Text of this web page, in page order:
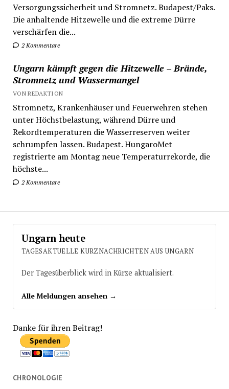
Versorgungssicherheit und Stromnetz. Budapest/Paks.
Die anhaltende Hitzewelle und die extreme Dürre
verschärfen die...
2 Kommentare
Ungarn kämpft gegen die Hitzewelle – Brände,
Stromnetz und Wassermangel
VON REDAKTION
Stromnetz, Krankenhäuser und Feuerwehren stehen
unter Höchstbelastung, während Dürre und
Rekordtemperaturen die Wasserreserven weiter
schrumpfen lassen. Budapest. HungaroMet
registrierte am Montag neue Temperaturrekorde, die
höchste...
2 Kommentare
Ungarn heute
TAGESAKTUELLE KURZNACHRICHTEN AUS UNGARN
Der Tagesüberblick wird in Kürze aktualisiert.
Alle Meldungen ansehen →
Danke für ihren Beitrag!
CHRONOLOGIE